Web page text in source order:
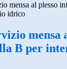
mensa al plesso
idrico
mensa
B per